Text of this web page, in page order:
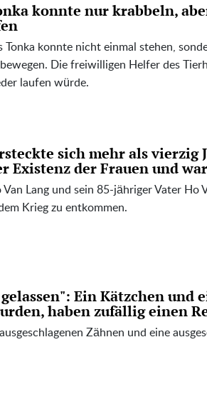
konnte nur krabbeln,
Tonka konnte nicht einmal stehen,
Die freiwilligen Helfer des
laufen würde.
sich mehr als vierzig
Existenz der Frauen und
Van Lang und sein 85-jähriger Vater Ho
Krieg zu entkommen.
Ein Kätzchen und
haben zufällig einen
Zähnen und eine